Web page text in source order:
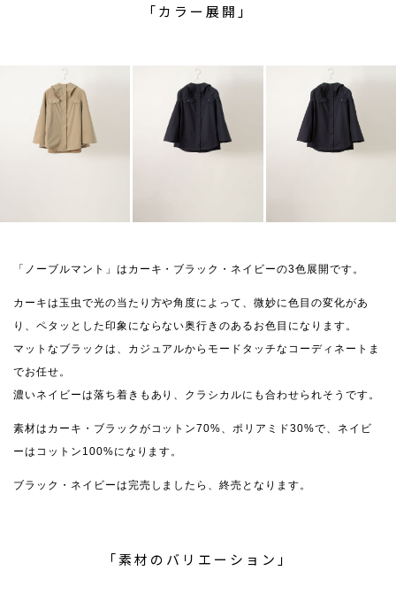
「カラー展開」
「ノーブルマント」はカーキ・ブラック・ネイビーの3色展開です。
カーキは玉虫で光の当たり方や角度によって、微妙に色目の変化があ
り、ペタッとした印象にならない奥行きのあるお色目になります。
マットなブラックは、カジュアルからモードタッチなコーディネートま
でお任せ。
濃いネイビーは落ち着きもあり、クラシカルにも合わせられそうです。
素材はカーキ・ブラックがコットン70%、ポリアミド30%で、ネイビ
ーはコットン100%になります。
ブラック・ネイビーは完売しましたら、終売となります。
「素材のバリエーション」